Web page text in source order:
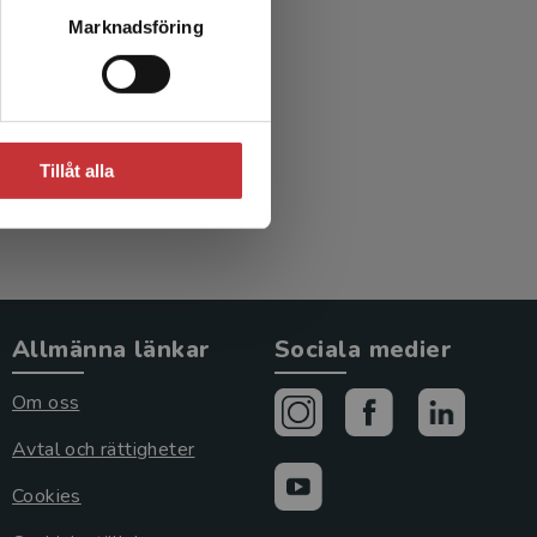
Marknadsföring
Tillåt alla
Allmänna länkar
Om oss
Avtal och rättigheter
Cookies
Sociala medier